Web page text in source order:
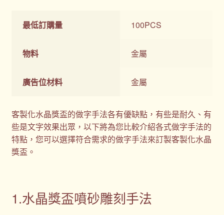
最低訂購量 100PCS
物料 金屬
廣告位材料 金屬
客製化水晶獎盃的做字手法各有優缺點，有些是耐久、有
些是文字效果出眾，以下將為您比較介紹各式做字手法的
特點，您可以選擇符合需求的做字手法來訂製客製化水晶
獎盃。
1.水晶獎盃噴砂雕刻手法